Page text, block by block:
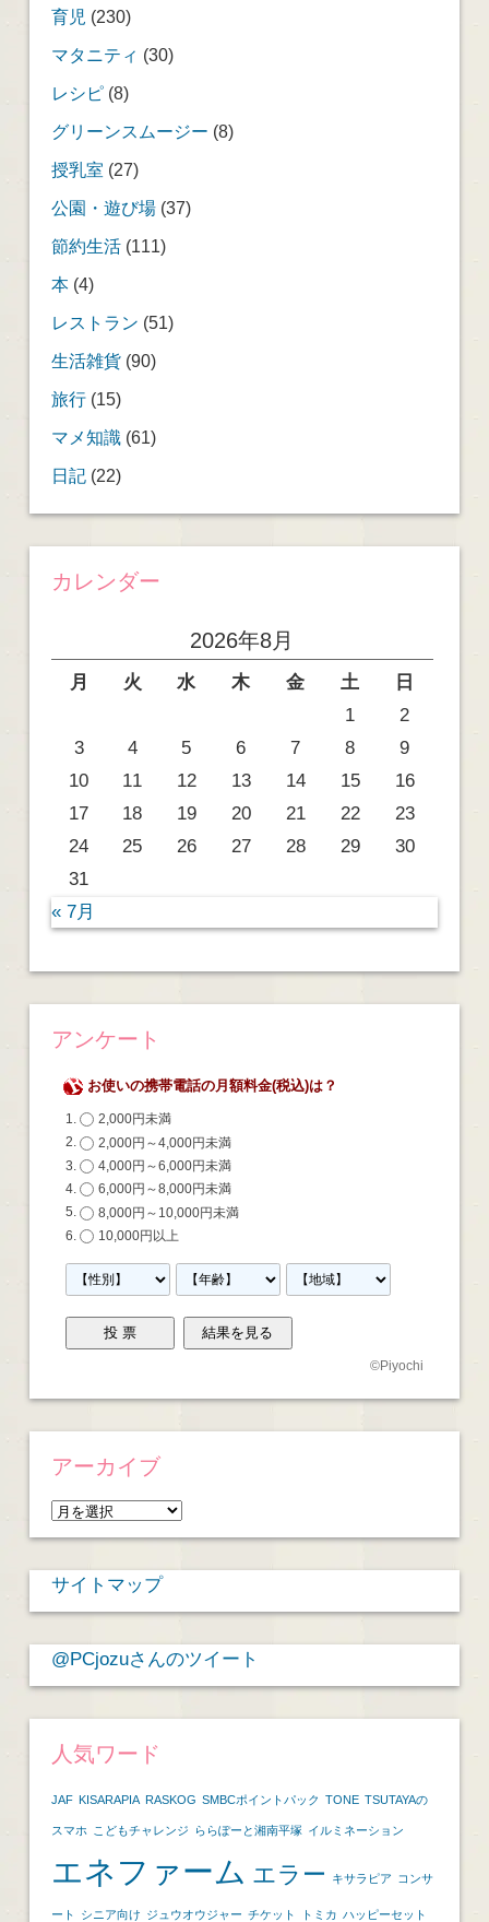
育児 (230)
マタニティ (30)
レシピ(8)
グリーンスムージー (8)
授乳室 (27)
公園・遊び場(37)
節約生活(111)
本(4)
レストラン (51)
生活雑貨(90)
旅行(15)
マメ知識 (61)
日記 (22)
カレンダー
2026年8月
月 火 水 木 金 土
日
1
2
3
4 5 6 7 8
9
10
11 12 13 14 15
16
17
18 19 20 21 22
23
24
25 26 27 28 29
30
31
« 7月
アンケート
お使いの携帯電話の月額料金(税込)は？
2,000円未満
2,000円～4,000円未満
4,000円～6,000円未満
6,000円～8,000円未満
8,000円～10,000円未満
10,000円以上
©Piyochi
アーカイブ
ア
ー
カ
イ
サイトマップ
@PCjozuさんのツイート
人気ワード
JAF KISARAPIA RASKOG SMBCポイントパック TONE TSUTAYAの
スマホ こどもチャレンジ ららぽーと湘南平塚 イルミネーション
エネファーム エラー キサラピア コンサ
ート シニア向け ジュウオウジャー チケット トミカ ハッピーセット